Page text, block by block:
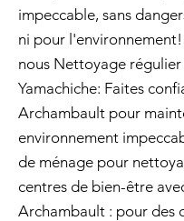
impeccable, sans
ni pour
nous Nettoyage régulier
Yamachiche: Faites
Archambault pour
environnement
de ménage pour
centres de bien-être
Archambault : pour des